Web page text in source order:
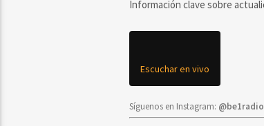
Información clave sobre
Escuchar en vivo
Síguenos en Instagram: @be1radio